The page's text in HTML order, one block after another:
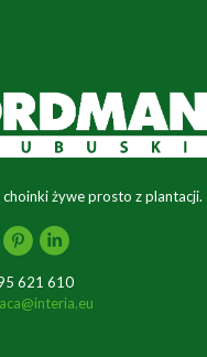
żywe prosto z plantacji.
621 610